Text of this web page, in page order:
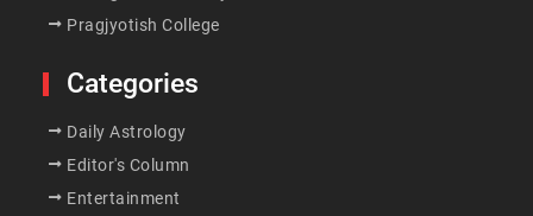
Pragjyotish College
Categories
Daily Astrology
Editor's Column
Entertainment